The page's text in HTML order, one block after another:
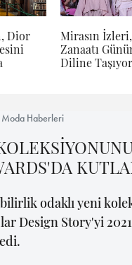
Dior
Mirasın
Zanaatı
Diline Taşıyor
Moda Haberleri
odaklı yeni
Design Story'yi